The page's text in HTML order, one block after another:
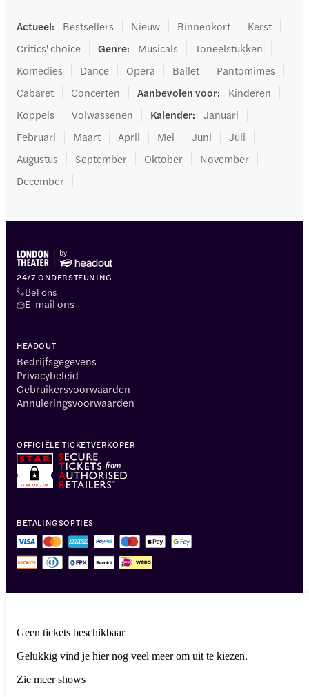
Actueel: Bestsellers Nieuw Binnenkort
Kerst
Critics' choice
Genre: Musicals
Toneelstukken
Komedies
Dance Opera Ballet
Pantomimes
Cabaret
Concerten Aanbevolen voor:
Kinderen
Koppels
Volwassenen Kalender:
Januari
Februari
Maart April Mei Juni
Juli
Augustus
September Oktober
November
December
24/7 ONDERSTEUNING
Bel ons
E-mail ons
HEADOUT
Bedrijfsgegevens
Privacybeleid
Gebruikersvoorwaarden
Annuleringsvoorwaarden
BETALINGSOPTIES
OFFICIËLE TICKETVERKOPER
Geen tickets beschikbaar
Gelukkig vind je hier nog veel meer om uit te kiezen.
Zie meer shows